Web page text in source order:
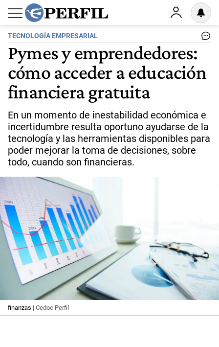
TECNOLOGÍA EMPRESARIAL
Pymes y emprendedores:
cómo acceder a educación
financiera gratuita
En un momento de inestabilidad económica e
incertidumbre resulta oportuno ayudarse de la
tecnología y las herramientas disponibles para
poder mejorar la toma de decisiones, sobre
todo, cuando son financieras.
finanzas | Cedoc Perfil